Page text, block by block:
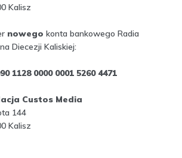
Kalisz
nowego konta bankowego Radia
Diecezji Kaliskiej:
1128 0000 0001 5260 4471
Custos Media
144
Kalisz